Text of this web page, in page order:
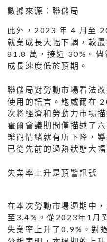
數據來源：聯儲局
此外，2023 年 4 月至
就業成長大幅下調，較
81.8 萬，接近 30%。儘
成長速度低於預期。
聯儲局對勞動市場看法
使用的語言。鮑威爾在
次將經濟和勞動力市場
霍爾會議期間僅描述了
樂觀情緒就有所下降，
已從先前的過熱狀態大幅
失業率上升是預警訊號
在本次勞動市場週期中
至3.4%。從2023年1月
失業率上升了0.9%。對